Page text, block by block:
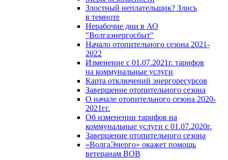
Злостный неплательщик? Злись
в темноте
Нерабочие дни в АО
"Волгаэнергосбыт"
Начало отопительного сезона 2021-
2022
Изменение с 01.07.2021г. тарифов
на коммунальные услуги
Карта отключений энергоресурсов
Завершение отопительного сезона
О начале отопительного сезона 2020-
2021гг.
Об изменении тарифов на
коммунальные услуги с 01.07.2020г.
Завершение отопительного сезона
«ВолгаЭнерго» окажет помощь
ветеранам ВОВ